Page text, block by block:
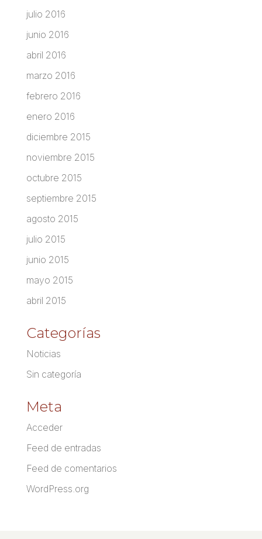
julio 2016
junio 2016
abril 2016
marzo 2016
febrero 2016
enero 2016
diciembre 2015
noviembre 2015
octubre 2015
septiembre 2015
agosto 2015
julio 2015
junio 2015
mayo 2015
abril 2015
Categorías
Noticias
Sin categoría
Meta
Acceder
Feed de entradas
Feed de comentarios
WordPress.org